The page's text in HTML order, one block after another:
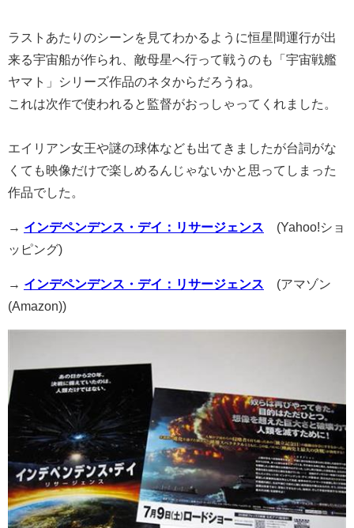
ラストあたりのシーンを見てわかるように恒星間運行が出
来る宇宙船が作られ、敵母星へ行って戦うのも「宇宙戦艦
ヤマト」シリーズ作品のネタからだろうね。
これは次作で使われると監督がおっしゃってくれました。
エイリアン女王や謎の球体なども出てきましたが台詞がな
くても映像だけで楽しめるんじゃないかと思ってしまった
作品でした。
→ インデペンデンス・デイ：リサージェンス
(Yahoo!ショ
ッピング)
→ インデペンデンス・デイ：リサージェンス
(アマゾン
(Amazon))